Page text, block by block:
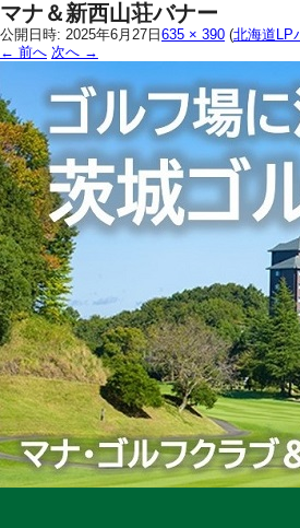
マナ＆新西山荘バナー
公開日時: 2025年6月27日 635 × 390 (北海道LP
← 前へ 次へ →